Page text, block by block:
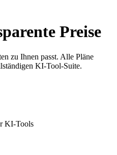
Preise
zu Ihnen passt. Alle Pläne
KI-Tool-Suite.
KI-Tools